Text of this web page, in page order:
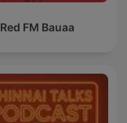
Red FM Bauaa